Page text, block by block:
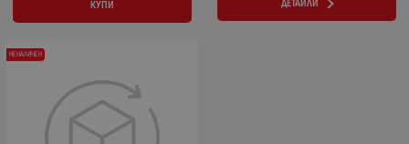
КУПИ ДЕТАЙЛИ
НЕНАЛИЧЕН